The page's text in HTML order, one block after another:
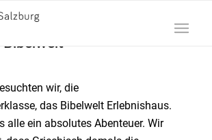
Bibelwelt
wir, die
das Bibelwelt Erlebnishaus.
alle ein absolutes Abenteuer. Wir